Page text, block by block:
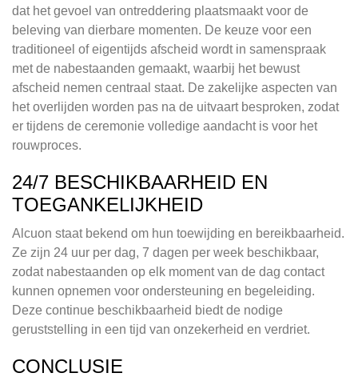
dat het gevoel van ontreddering plaatsmaakt voor de
beleving van dierbare momenten. De keuze voor een
traditioneel of eigentijds afscheid wordt in samenspraak
met de nabestaanden gemaakt, waarbij het bewust
afscheid nemen centraal staat. De zakelijke aspecten van
het overlijden worden pas na de uitvaart besproken, zodat
er tijdens de ceremonie volledige aandacht is voor het
rouwproces.
24/7 BESCHIKBAARHEID EN
TOEGANKELIJKHEID
Alcuon staat bekend om hun toewijding en bereikbaarheid.
Ze zijn 24 uur per dag, 7 dagen per week beschikbaar,
zodat nabestaanden op elk moment van de dag contact
kunnen opnemen voor ondersteuning en begeleiding.
Deze continue beschikbaarheid biedt de nodige
geruststelling in een tijd van onzekerheid en verdriet.
CONCLUSIE